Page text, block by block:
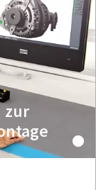
zur